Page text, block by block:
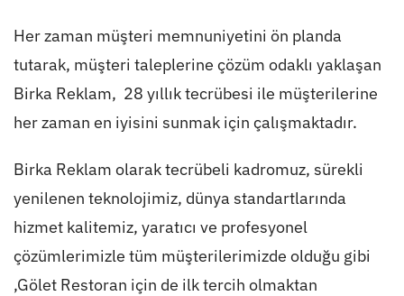
Her zaman müşteri memnuniyetini ön planda
tutarak, müşteri taleplerine çözüm odaklı yaklaşan
Birka Reklam, 28 yıllık tecrübesi ile müşterilerine
her zaman en iyisini sunmak için çalışmaktadır.
Birka Reklam olarak tecrübeli kadromuz, sürekli
yenilenen teknolojimiz, dünya standartlarında
hizmet kalitemiz, yaratıcı ve profesyonel
çözümlerimizle tüm müşterilerimizde olduğu gibi
,Gölet Restoran için de ilk tercih olmaktan